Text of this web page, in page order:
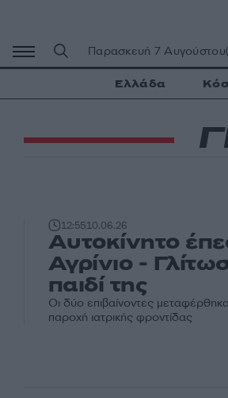
περιεχόμενο
Παρασκευή 7 Αυγούστου
Ελλάδα
12:5510.06.26
Αυτοκίνητο
Αγρίνιο -
παιδί της
Οι δύο επιβαίνοντες
παροχή ιατρικής φροντίδας